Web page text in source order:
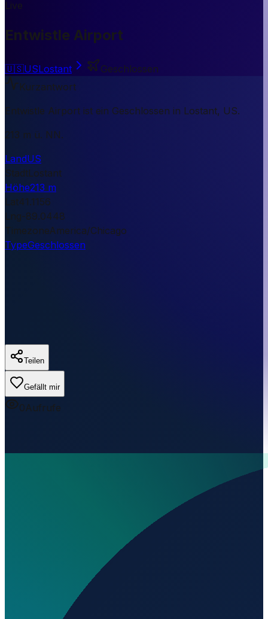
Live
Entwistle Airport
🇺🇸USLostant
Geschlossen
Kurzantwort
Entwistle Airport ist ein Geschlossen in Lostant, US.
213 m ü. NN.
LandUS
StadtLostant
Höhe213 m
Lat41.1156
Lng-89.0448
TimezoneAmerica/Chicago
TypeGeschlossen
Teilen
Gefällt mir
0Aufrufe